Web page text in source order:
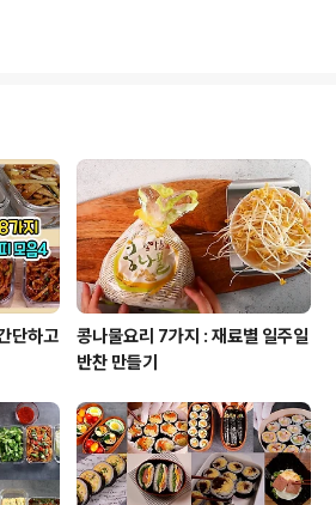
찜기 넣고 쪄도 되요물
치 한캔만 있으면 괜찮은
1고춧가루 2, 올리고당 2
수분이 나오므로 물은
파 썰어 넣기 양파와 대파
세요 파릇한 파는 나중에
겨주세요 4.두부 썰기먹기
단하고
콩나물요리 7가지 : 재료별 일주일
반찬 만들기